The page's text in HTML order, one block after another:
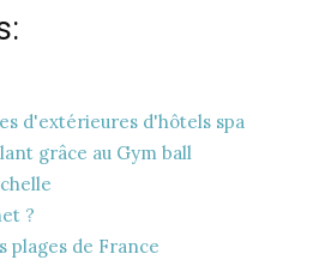
d'extérieures d'hôtels spa
grâce au Gym ball
?
plages de France